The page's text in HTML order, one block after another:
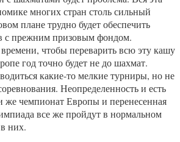
многих стран столь сильный
плане трудно будет обеспечить
с прежним призовым фондом.
чтобы переварить всю эту кашу
год точно будет не до шахмат.
какие-то мелкие турниры, но не
Неопределенность и есть
же чемпионат Европы и перенесенная
все же пройдут в нормальном
них.